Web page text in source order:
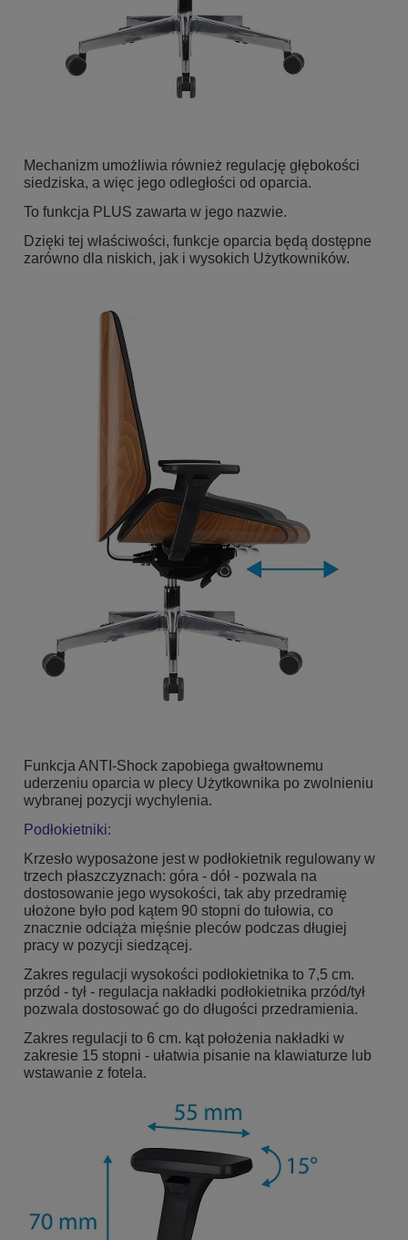
Mechanizm umożliwia również regulację głębokości
siedziska, a więc jego odległości od oparcia.
To funkcja PLUS zawarta w jego nazwie.
Dzięki tej właściwości, funkcje oparcia będą dostępne
zarówno dla niskich, jak i wysokich Użytkowników.
Funkcja ANTI-Shock zapobiega gwałtownemu
uderzeniu oparcia w plecy Użytkownika po zwolnieniu
wybranej pozycji wychylenia.
Podłokietniki:
Krzesło wyposażone jest w podłokietnik regulowany w
trzech płaszczyznach: góra - dół - pozwala na
dostosowanie jego wysokości, tak aby przedramię
ułożone było pod kątem 90 stopni do tułowia, co
znacznie odciąża mięśnie pleców podczas długiej
pracy w pozycji siedzącej.
Zakres regulacji wysokości podłokietnika to 7,5 cm.
przód - tył - regulacja nakładki podłokietnika przód/tył
pozwala dostosować go do długości przedramienia.
Zakres regulacji to 6 cm. kąt położenia nakładki w
zakresie 15 stopni - ułatwia pisanie na klawiaturze lub
wstawanie z fotela.